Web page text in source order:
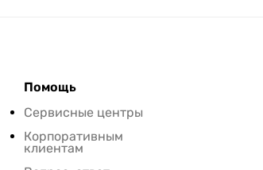
Помощь
Сервисные центры
Корпоративным
клиентам